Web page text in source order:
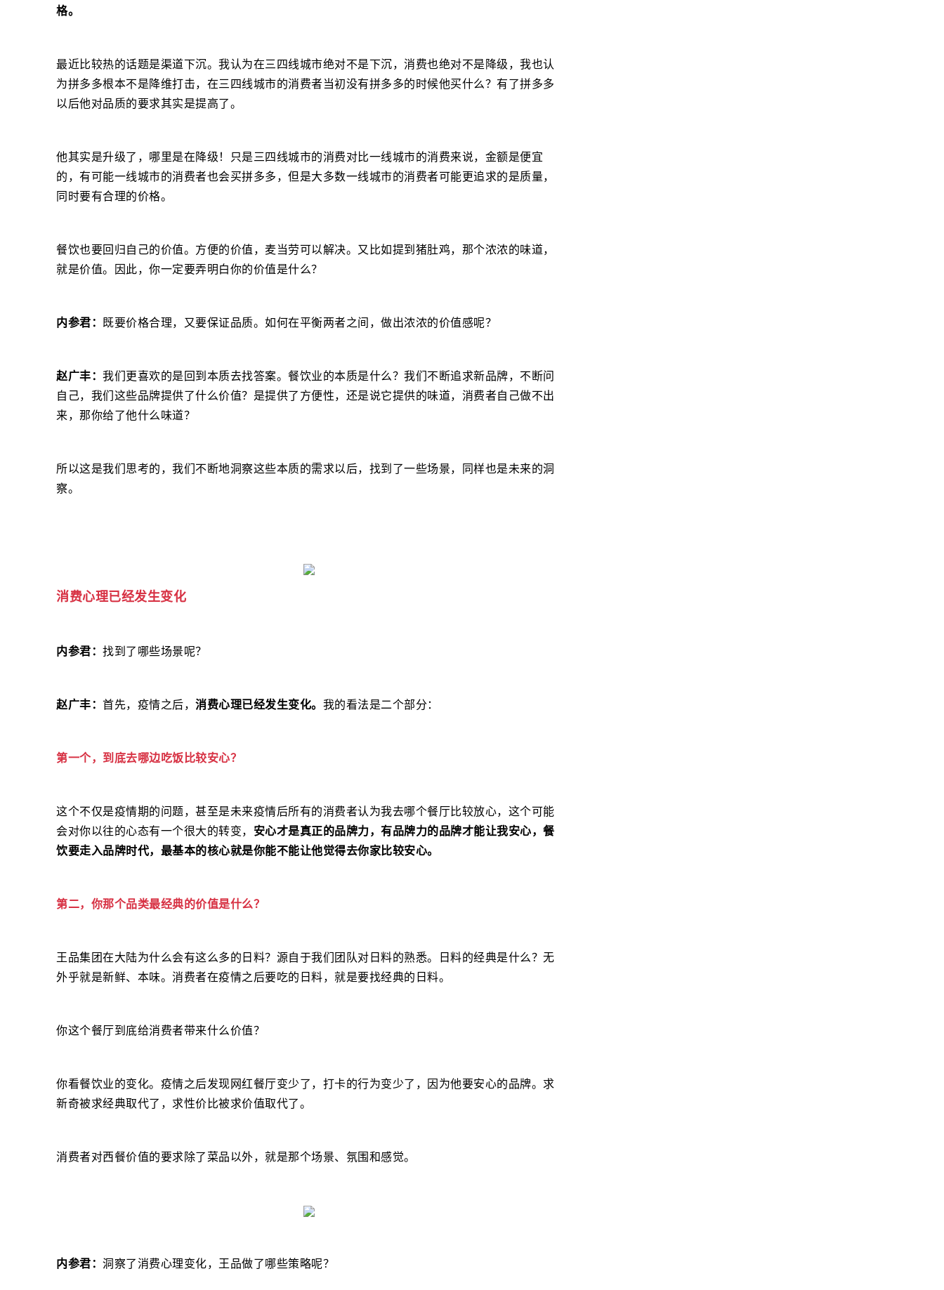
格。
最近比较热的话题是渠道下沉。我认为在三四线城市绝对不是下沉，消费也绝对不是降级，我也认
为拼多多根本不是降维打击，在三四线城市的消费者当初没有拼多多的时候他买什么？有了拼多多
以后他对品质的要求其实是提高了。
他其实是升级了，哪里是在降级！只是三四线城市的消费对比一线城市的消费来说，金额是便宜
的，有可能一线城市的消费者也会买拼多多，但是大多数一线城市的消费者可能更追求的是质量，
同时要有合理的价格。
餐饮也要回归自己的价值。方便的价值，麦当劳可以解决。又比如提到猪肚鸡，那个浓浓的味道，
就是价值。因此，你一定要弄明白你的价值是什么？
内参君： 既要价格合理，又要保证品质。如何在平衡两者之间，做出浓浓的价值感呢？
赵广丰： 我们更喜欢的是回到本质去找答案。餐饮业的本质是什么？我们不断追求新品牌，不断问
自己，我们这些品牌提供了什么价值？是提供了方便性，还是说它提供的味道，消费者自己做不出
来，那你给了他什么味道？
所以这是我们思考的，我们不断地洞察这些本质的需求以后，找到了一些场景，同样也是未来的洞
察。
消费心理已经发生变化
内参君： 找到了哪些场景呢？
赵广丰： 首先，疫情之后， 消费心理已经发生变化。 我的看法是二个部分：
第一个，到底去哪边吃饭比较安心？
这个不仅是疫情期的问题，甚至是未来疫情后所有的消费者认为我去哪个餐厅比较放心，这个可能
会对你以往的心态有一个很大的转变， 安心才是真正的品牌力，有品牌力的品牌才能让我安心，餐
饮要走入品牌时代，最基本的核心就是你能不能让他觉得去你家比较安心。
第二，你那个品类最经典的价值是什么？
王品集团在大陆为什么会有这么多的日料？源自于我们团队对日料的熟悉。日料的经典是什么？无
外乎就是新鲜、本味。消费者在疫情之后要吃的日料，就是要找经典的日料。
你这个餐厅到底给消费者带来什么价值？
你看餐饮业的变化。疫情之后发现网红餐厅变少了，打卡的行为变少了，因为他要安心的品牌。求
新奇被求经典取代了，求性价比被求价值取代了。
消费者对西餐价值的要求除了菜品以外，就是那个场景、氛围和感觉。
内参君： 洞察了消费心理变化，王品做了哪些策略呢？